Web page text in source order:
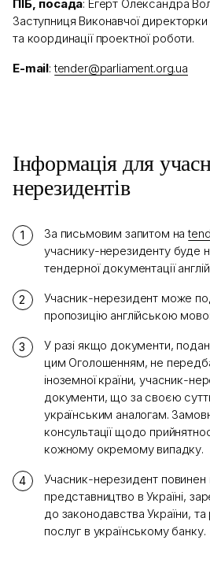
ПІБ, посада: Егерт Олександра
Заступниця Виконавчої
та координації проектної роботи.
E-mail:tender@parliament.org.ua
Інформація для
нерезидентів
За письмовим запитом на
учаснику-нерезиденту буде
тендерної документації
Учасник-нерезидент може
пропозицію англійською
У разі якщо документи,
цим Оголошенням, не
іноземної країни, учасник-
документи, що за своєю
українським аналогам.
консультації щодо
кожному окремому випадку.
Учасник-нерезидент
представництво в Україні,
до законодавства України,
послуг в українському банку.